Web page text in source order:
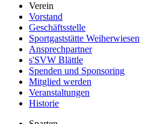
Verein
Vorstand
Geschäftsstelle
Sportgaststätte Weiherwiesen
Ansprechpartner
s'SVW Blättle
Spenden und Sponsoring
Mitglied werden
Veranstaltungen
Historie